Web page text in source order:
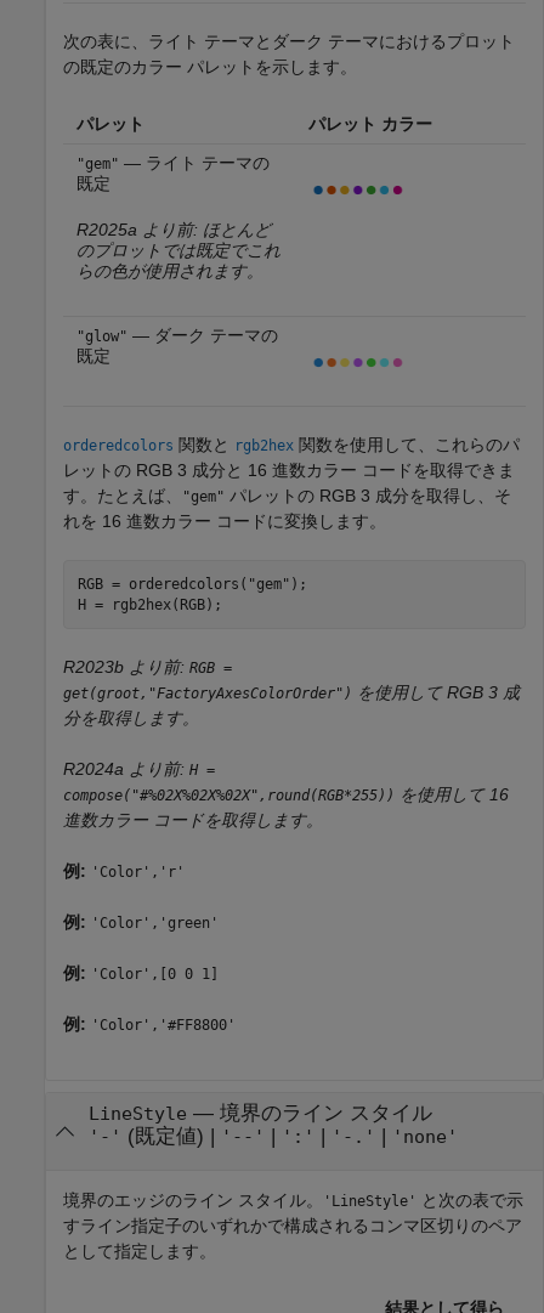
次の表に、ライト テーマとダーク テーマにおけるプロット
の既定のカラー パレットを示します。
パレット パレット カラー
"gem" — ライト テーマの
既定
R2025a より前: ほとんど
のプロットでは既定でこれ
らの色が使用されます。
"glow" — ダーク テーマの
既定
orderedcolors 関数と rgb2hex 関数を使用して、これらのパ
レットの RGB 3 成分と 16 進数カラー コードを取得できま
す。たとえば、
"gem" パレットの RGB 3 成分を取得し、そ
れを 16 進数カラー コードに変換します。
RGB = orderedcolors( "gem" );
H = rgb2hex(RGB);
R2023b より前: RGB =
get(groot,"FactoryAxesColorOrder") を使用して RGB 3 成
分を取得します。
R2024a より前: H =
compose("#%02X%02X%02X",round(RGB*255)) を使用して 16
進数カラー コードを取得します。
例: 'Color','r'
例: 'Color','green'
例: 'Color',[0 0 1]
例: 'Color','#FF8800'
LineStyle — 境界のライン スタイル
'-' (既定値) | '--' | ':' | '-.' | 'none'
境界のエッジのライン スタイル。 'LineStyle'
と次の表で示
すライン指定子のいずれかで構成されるコンマ区切りのペア
として指定します。
結果として得ら